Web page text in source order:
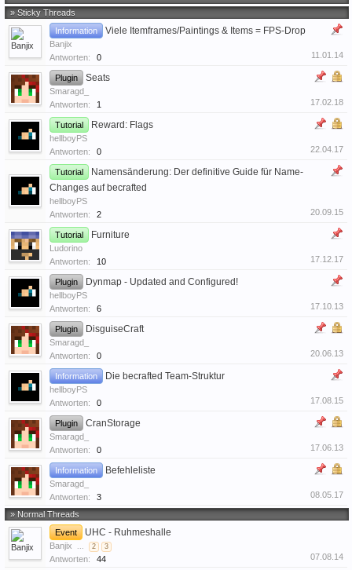
» Sticky Threads
Information
Viele Itemframes/Paintings & Items = FPS-Drop
Banjix
Antworten:
0 11.01.14
Plugin Seats
Smaragd_
Antworten:
1 17.02.18
Tutorial Reward: Flags
hellboyPS
Antworten:
0 22.04.17
Tutorial
Namensänderung: Der definitive Guide für Name-
Changes auf becrafted
hellboyPS
Antworten:
2 20.09.15
Tutorial Furniture
Ludorino
Antworten:
10 17.12.17
Plugin Dynmap - Updated and Configured!
hellboyPS
Antworten:
6 17.10.13
Plugin DisguiseCraft
Smaragd_
Antworten:
0 20.06.13
Information Die becrafted Team-Struktur
hellboyPS
Antworten:
0 17.08.15
Plugin CranStorage
Smaragd_
Antworten:
0 17.06.13
Information Befehleliste
Smaragd_
Antworten:
3 08.05.17
» Normal Threads
Event
UHC - Ruhmeshalle
Banjix ... 2 3
Antworten: 44 07.08.14